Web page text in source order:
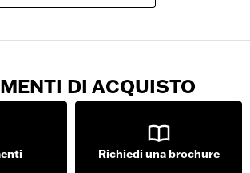
DI ACQUISTO
Richiedi una brochure